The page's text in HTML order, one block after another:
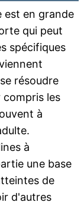
est en grande
qui peut
spécifiques
résoudre
les
à
à
une base
de
d'autres